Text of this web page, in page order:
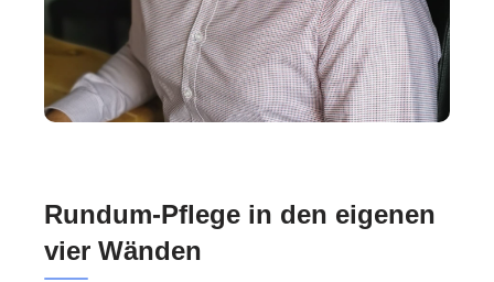
Rundum-Pflege in den eigenen
vier Wänden